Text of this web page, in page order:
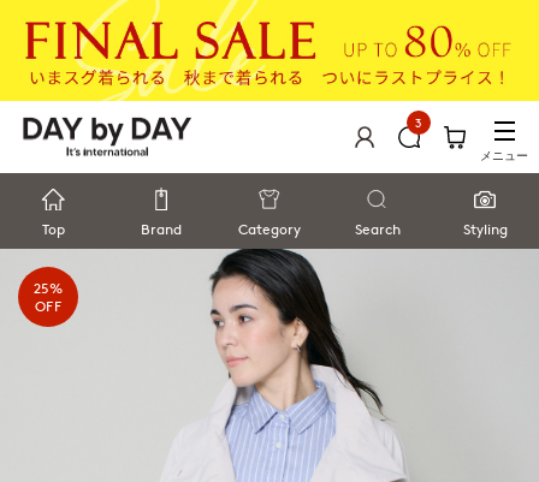
3
メニュー
Top Brand Category Search Styling
25%
OFF